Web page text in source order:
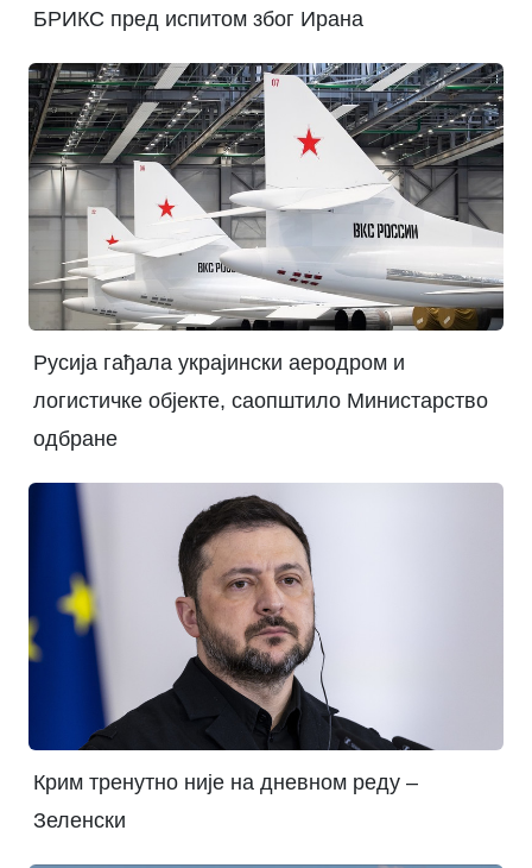
БРИКС пред испитом због Ирана
Русија гађала украјински аеродром и
логистичке објекте, саопштило Министарство
одбране
Крим тренутно није на дневном реду –
Зеленски